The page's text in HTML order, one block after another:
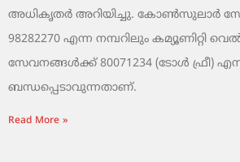
അധികൃതർ അറിയിച്ചു. കോൺസുലാർ
98282270 എന്ന നമ്പറിലും കമ്യൂണിറ്റി
സേവനങ്ങൾക്ക് 80071234 (ടോൾ ഫ്രീ)
ബന്ധപ്പെടാവുന്നതാണ്.
Read More »